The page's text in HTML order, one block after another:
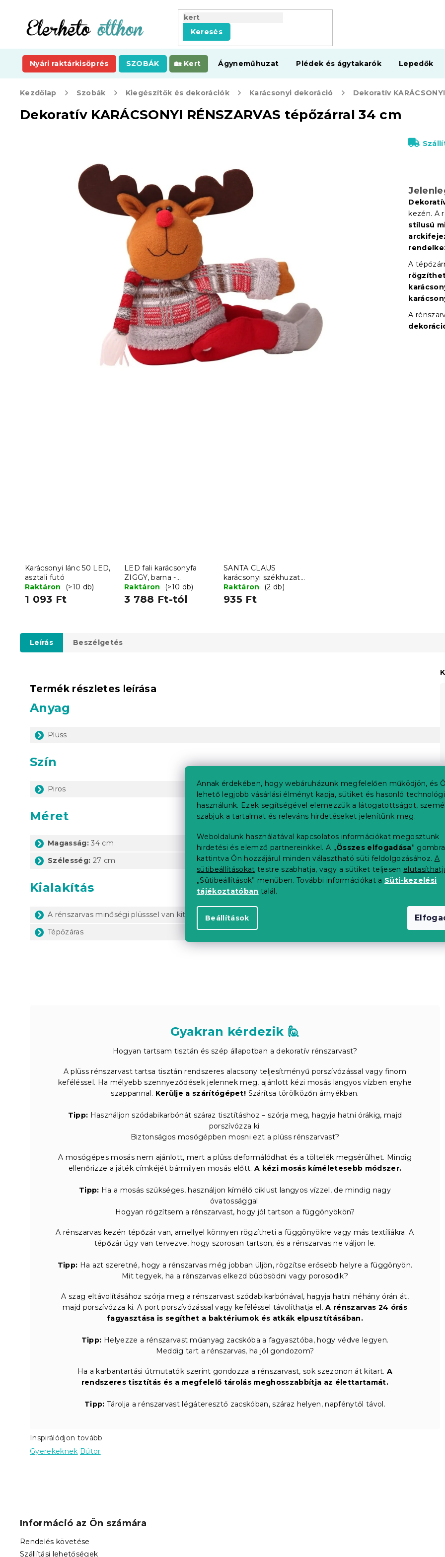
Annak érdekében, hogy webáruházunk megfelelően működjön, és
lehető legjobb vásárlási élményt kapja, sütiket és hasonló
használunk. Ezek segítségével elemezzük a látogatottságot,
szabjuk a tartalmat és releváns hirdetéseket jelenítünk meg.
Weboldalunk használatával kapcsolatos információkat megosztunk
hirdetési és elemző partnereinkkel. A „Összes elfogadása” gombra
kattintva Ön hozzájárul minden választható süti feldolgozásához. A
sütibeállításokat testre szabhatja, vagy a sütiket teljesen
„Sütibeállítások” menüben. További információkat a Süti-kezelési
tájékoztatóban talál.
Beállítások
tartalomhoz
Keresés
Nyári raktárkisöprés SZOBÁK Kert Ágyneműhuzat Plédek és ágytakarók Lepedők
Kezdőlap Szobák Kiegészítők és dekorációk Karácsonyi dekoráció
Dekoratív KARÁCSONYI RÉNSZARVAS tépőzárral 34 cm
kezén. A
stílusú
A
A
Karácsonyi lánc 50 LED,
asztali futó
Raktáron
(>10 db)
1 093 Ft
LED fali karácsonyfa
ZIGGY, barna -
különböző méretekben
Raktáron (>10 db)
3 788 Ft-tól
SANTA CLAUS
karácsonyi székhuzat
piros 1 db
Raktáron (2 db)
935 Ft
Leírás Beszélgetés
Termék részletes leírása
Anyag
Plüss
Szín
Piros
Méret
Magasság: 34 cm
Szélesség: 27 cm
Kialakítás
A rénszarvas minőségi plüsssel van kitömve
Tépőzáras
Gyakran kérdezik 🙋
Hogyan tartsam tisztán és szép állapotban a dekoratív rénszarvast?
A plüss rénszarvast tartsa tisztán rendszeres alacsony teljesítményű porszívózással vagy finom
keféléssel. Ha mélyebb szennyeződések jelennek meg, ajánlott kézi mosás langyos vízben enyhe
szappannal. Kerülje a szárítógépet! Szárítsa törölközőn árnyékban.
Tipp: Használjon szódabikarbónát száraz tisztításhoz – szórja meg, hagyja hatni órákig, majd
porszívózza ki.
Biztonságos mosógépben mosni ezt a plüss rénszarvast?
A mosógépes mosás nem ajánlott, mert a plüss deformálódhat és a töltelék megsérülhet. Mindig
ellenőrizze a játék címkéjét bármilyen mosás előtt. A kézi mosás kíméletesebb módszer.
Tipp: Ha a mosás szükséges, használjon kímélő ciklust langyos vízzel, de mindig nagy
óvatossággal.
Hogyan rögzítsem a rénszarvast, hogy jól tartson a függönyökön?
A rénszarvas kezén tépőzár van, amellyel könnyen rögzítheti a függönyökre vagy más textíliákra. A
tépőzár úgy van tervezve, hogy szorosan tartson, és a rénszarvas ne váljon le.
Tipp: Ha azt szeretné, hogy a rénszarvas még jobban üljön, rögzítse erősebb helyre a függönyön.
Mit tegyek, ha a rénszarvas elkezd büdösödni vagy porosodik?
A szag eltávolításához szórja meg a rénszarvast szódabikarbónával, hagyja hatni néhány órán át,
majd porszívózza ki. A port porszívózással vagy keféléssel távolíthatja el.A rénszarvas 24 órás
fagyasztása is segíthet a baktériumok és atkák elpusztításában.
Tipp: Helyezze a rénszarvast műanyag zacskóba a fagyasztóba, hogy védve legyen.
Meddig tart a rénszarvas, ha jól gondozom?
Ha a karbantartási útmutatók szerint gondozza a rénszarvast, sok szezonon át kitart. A
rendszeres tisztítás és a megfelelő tárolás meghosszabbítja az élettartamát.
Tipp: Tárolja a rénszarvast légáteresztő zacskóban, száraz helyen, napfénytől távol.
Inspirálódjon tovább
Gyerekeknek Bútor
Információ az Ön számára
Rendelés követése
Szállítási lehetőségek